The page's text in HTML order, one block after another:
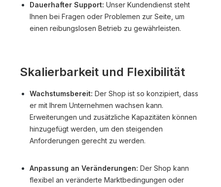
Dauerhafter Support: Unser Kundendienst steht
Ihnen bei Fragen oder Problemen zur Seite, um
einen reibungslosen Betrieb zu gewährleisten.
Skalierbarkeit und Flexibilität
Wachstumsbereit: Der Shop ist so konzipiert, dass
er mit Ihrem Unternehmen wachsen kann.
Erweiterungen und zusätzliche Kapazitäten können
hinzugefügt werden, um den steigenden
Anforderungen gerecht zu werden.
Anpassung an Veränderungen: Der Shop kann
flexibel an veränderte Marktbedingungen oder